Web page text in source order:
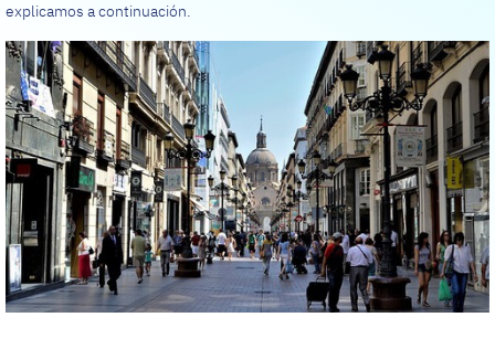
explicamos a continuación.